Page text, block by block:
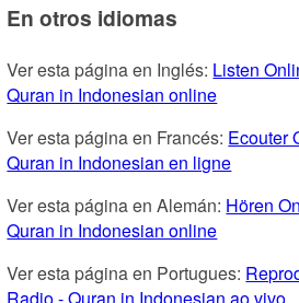
En otros idiomas
Ver esta página en Inglés: Listen
Quran in Indonesian online
Ver esta página en Francés: Ecouter
Quran in Indonesian en ligne
Ver esta página en Alemán: Hören
Quran in Indonesian online
Ver esta página en Portugues:
Radio - Quran in Indonesian ao vivo